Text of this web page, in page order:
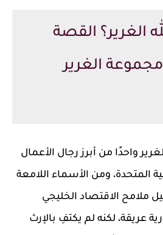
الغرير؟ القصة
مجموعة الغرير
واحدًا من أبرز رجال الأعمال
المتحدة، ومن الأسماء اللامعة
الاقتصاد الخليجي
عريقة، لكنه لم يكتفِ بالإرث